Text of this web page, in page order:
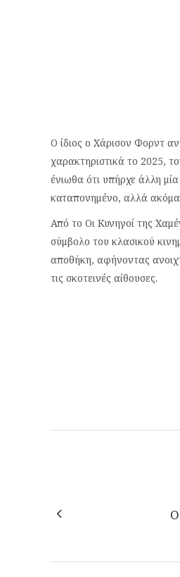
Ο ίδιος ο Χάρισον Φορντ
χαρακτηριστικά το 2025,
ένιωθα ότι υπήρχε άλλη μία
καταπονημένο, αλλά ακόμα
Από το Οι Κυνηγοί της
σύμβολο του κλασικού
αποθήκη, αφήνοντας
τις σκοτεινές αίθουσες.